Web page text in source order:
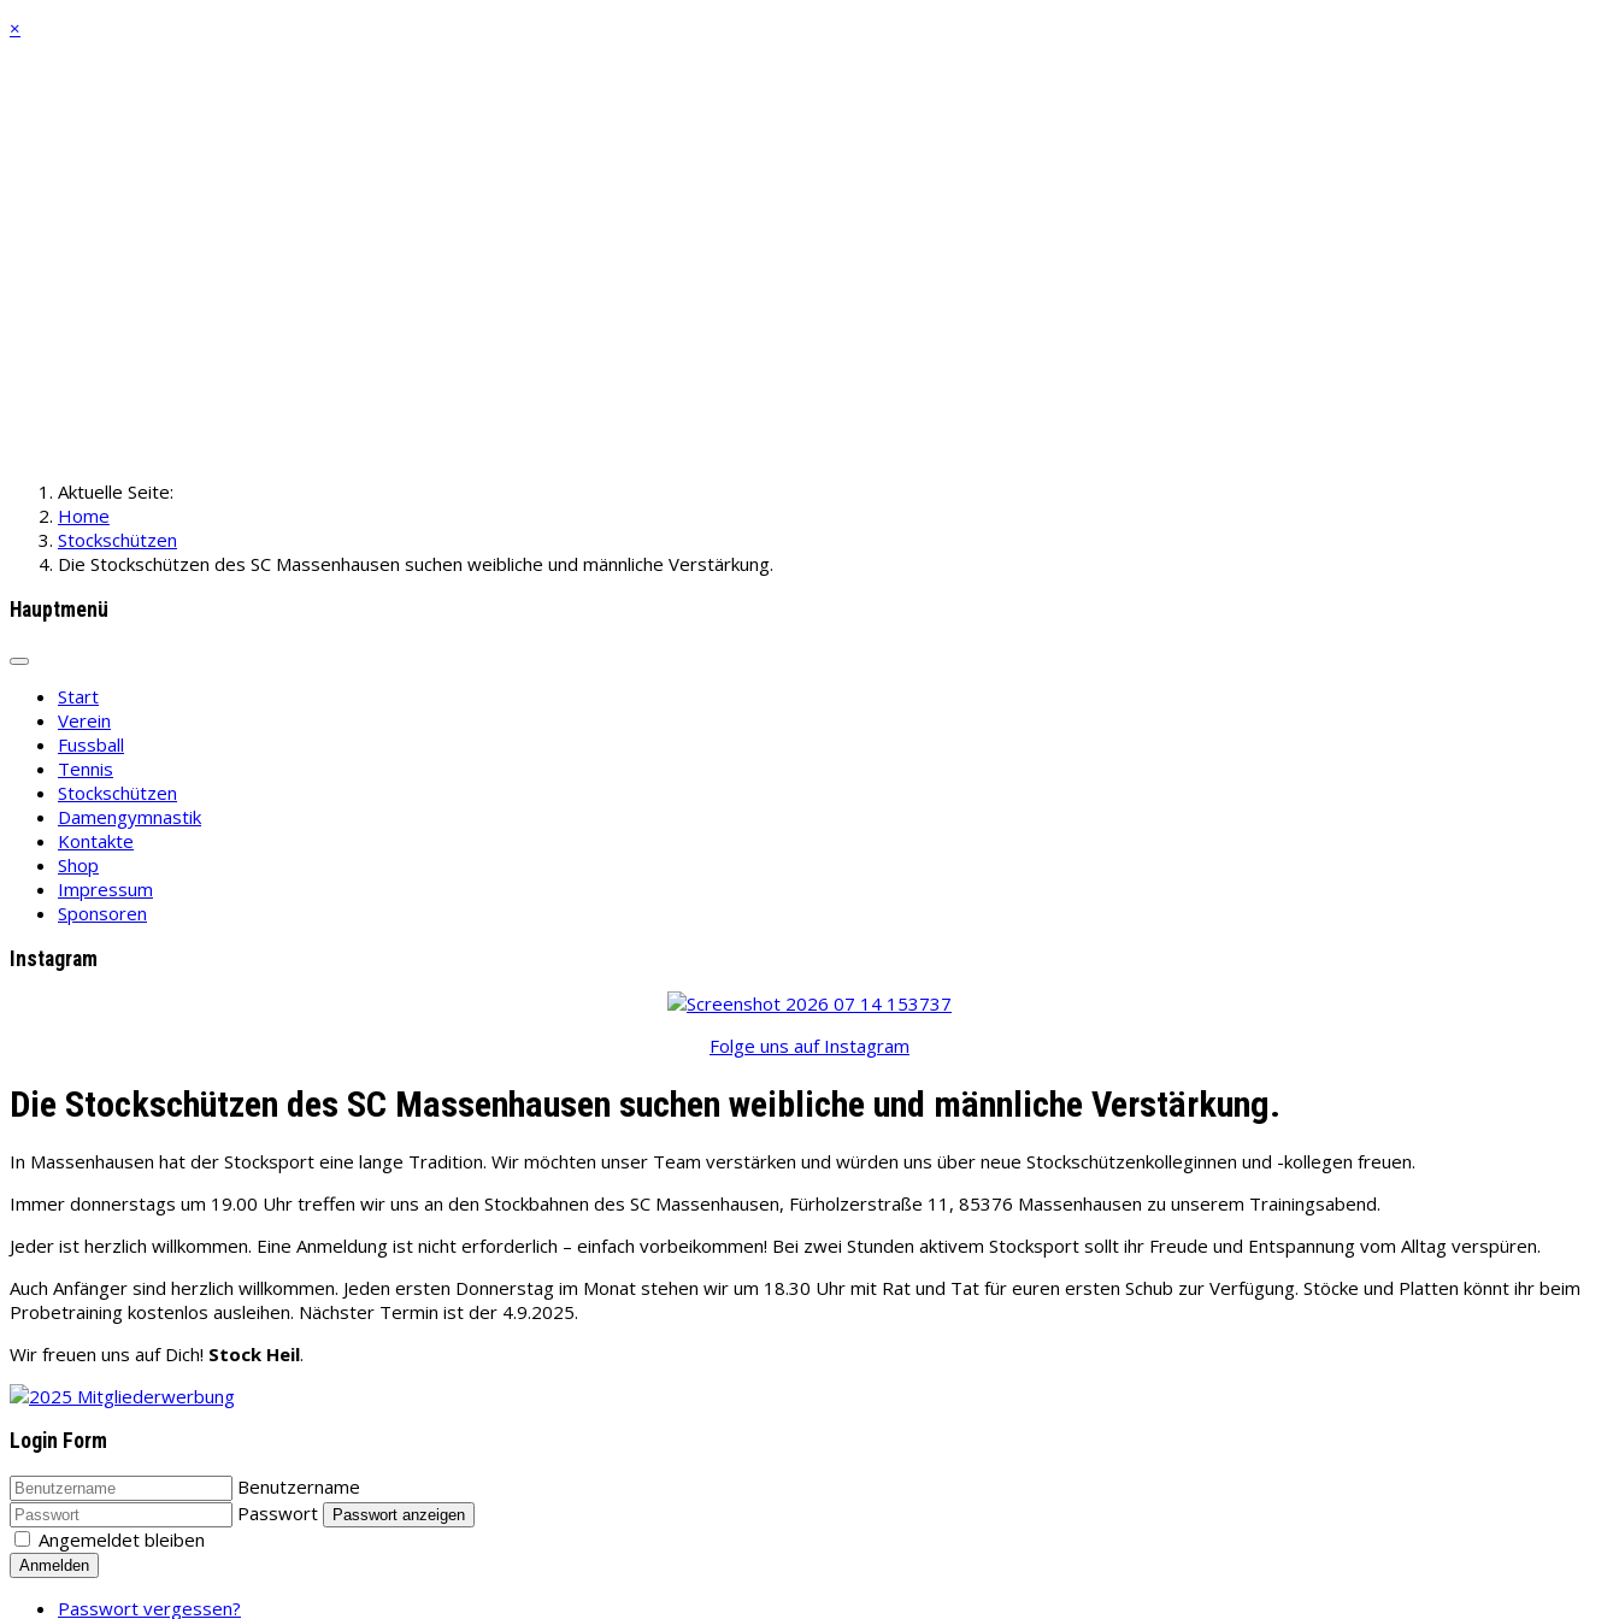
×
Aktuelle Seite:
Home
Stockschützen
Die Stockschützen des SC Massenhausen suchen weibliche und männliche Verstärkung.
Hauptmenü
Start
Verein
Fussball
Tennis
Stockschützen
Damengymnastik
Kontakte
Shop
Impressum
Sponsoren
Instagram
Folge uns auf Instagram
Die Stockschützen des SC Massenhausen suchen weibliche und männliche Verstärkung.
In Massenhausen hat der Stocksport eine lange Tradition. Wir möchten unser Team verstärken und würden uns über neue Stockschützenkolleginnen und -kollegen freuen.
Immer donnerstags um 19.00 Uhr treffen wir uns an den Stockbahnen des SC Massenhausen, Fürholzerstraße 11, 85376 Massenhausen zu unserem Trainingsabend.
Jeder ist herzlich willkommen. Eine Anmeldung ist nicht erforderlich – einfach vorbeikommen! Bei zwei Stunden aktivem Stocksport sollt ihr Freude und Entspannung vom Alltag verspüren.
Auch Anfänger sind herzlich willkommen. Jeden ersten Donnerstag im Monat stehen wir um 18.30 Uhr mit Rat und Tat für euren ersten Schub zur Verfügung. Stöcke und Platten könnt ihr beim
Probetraining kostenlos ausleihen. Nächster Termin ist der 4.9.2025.
Wir freuen uns auf Dich! Stock Heil.
Login Form
Benutzername
Passwort
Passwort anzeigen
Angemeldet bleiben
Anmelden
Passwort vergessen?